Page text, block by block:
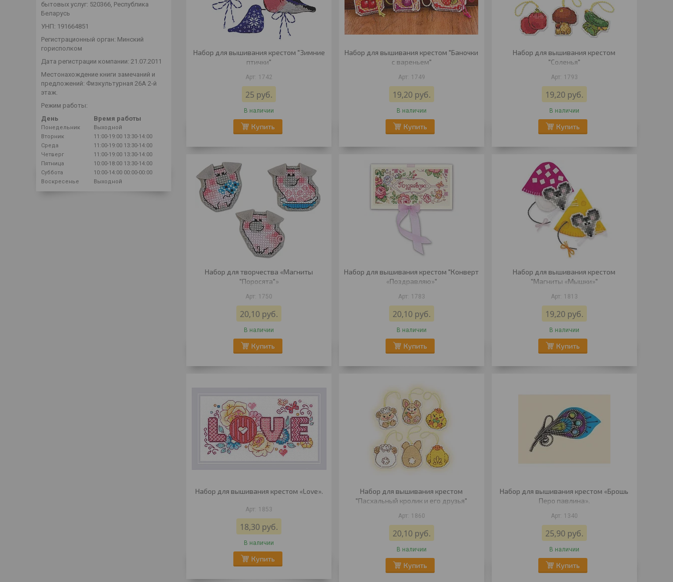
Набор для вышивания крестом "Зимние
птички"
1742
25 руб.
В наличии
Купить
Набор для вышивания крестом "Баночки
с вареньем"
1749
19,20 руб.
В наличии
Купить
Набор для вышивания крестом
"Соленья"
1793
19,20 руб.
В наличии
Купить
Набор для творчества «Магниты
"Поросята"»
1750
20,10 руб.
В наличии
Купить
Набор для вышивания крестом "Конверт
«Поздравляю»"
1783
20,10 руб.
В наличии
Купить
Набор для вышивания крестом
"Магниты «Мышки»"
1813
19,20 руб.
В наличии
Купить
Набор для вышивания крестом «Love».
1853
18,30 руб.
В наличии
Купить
Набор для вышивания крестом
"Пасхальный кролик и его друзья"
1860
20,10 руб.
В наличии
Купить
Набор для вышивания крестом «Брошь
Перо павлина».
1340
25,90 руб.
В наличии
Купить
бытовых услуг: 520366, Республика
Беларусь
УНП: 191664851
Регистрационный орган: Минский
горисполком
Дата регистрации компании: 21.07.2011
Местонахождение книги замечаний и
предложений: Физкультурная 26А 2-й
этаж.
Режим работы:
День
Время работы
Понедельник
Выходной
Вторник
11:00-19:00 13:30-14:00
Среда
11:00-19:00 13:30-14:00
Четверг
11:00-19:00 13:30-14:00
Пятница
10:00-18:00 13:30-14:00
Суббота
10:00-14:00 00:00-00:00
Воскресенье
Выходной